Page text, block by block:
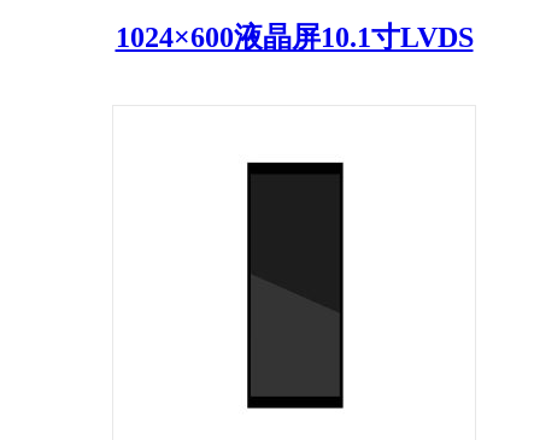
1024×600液晶屏10.1寸LVDS